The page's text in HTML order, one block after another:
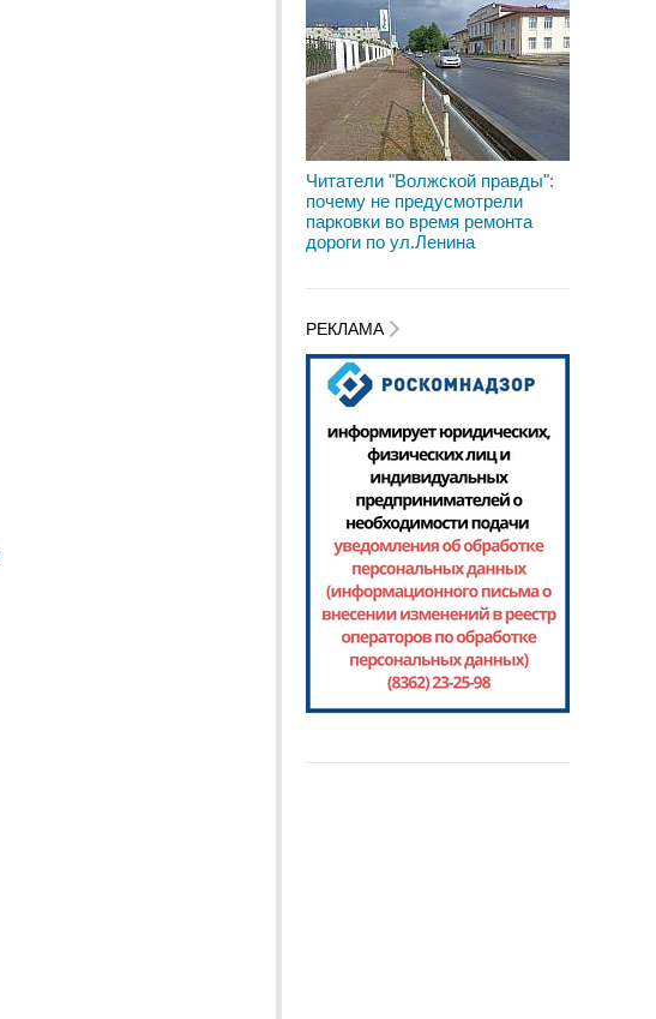
Читатели "Волжской правды":
почему не предусмотрели
парковки во время ремонта
дороги по ул.Ленина
РЕКЛАМА